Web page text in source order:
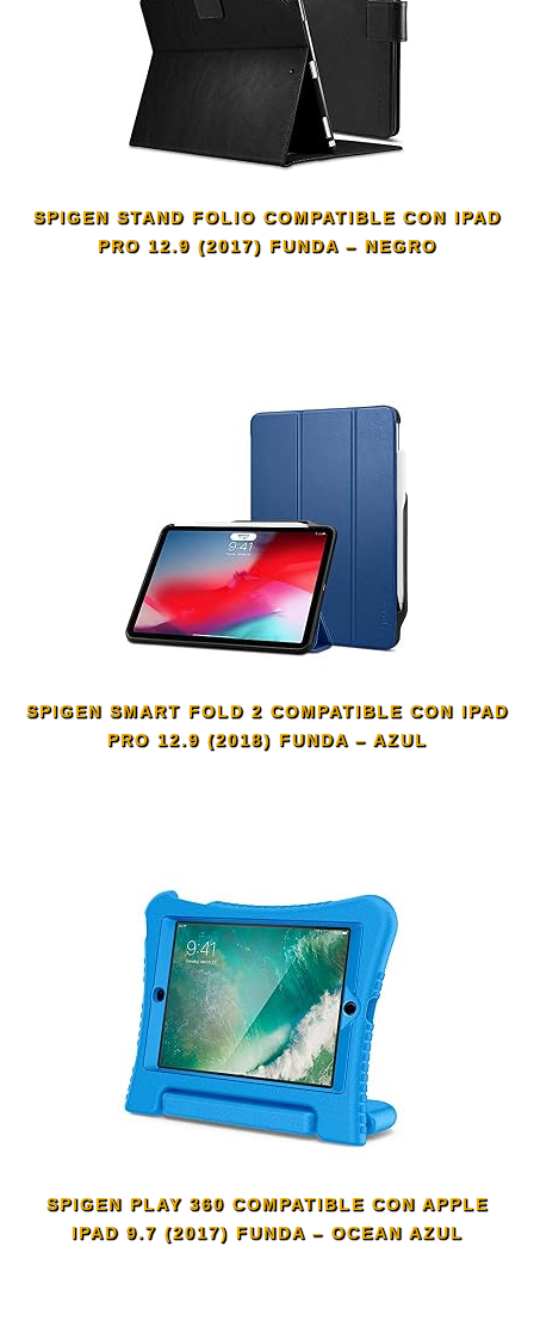
SPIGEN STAND FOLIO COMPATIBLE CON IPAD
PRO 12.9 (2017) FUNDA – NEGRO
SPIGEN SMART FOLD 2 COMPATIBLE CON IPAD
PRO 12.9 (2018) FUNDA – AZUL
SPIGEN PLAY 360 COMPATIBLE CON APPLE
IPAD 9.7 (2017) FUNDA – OCEAN AZUL